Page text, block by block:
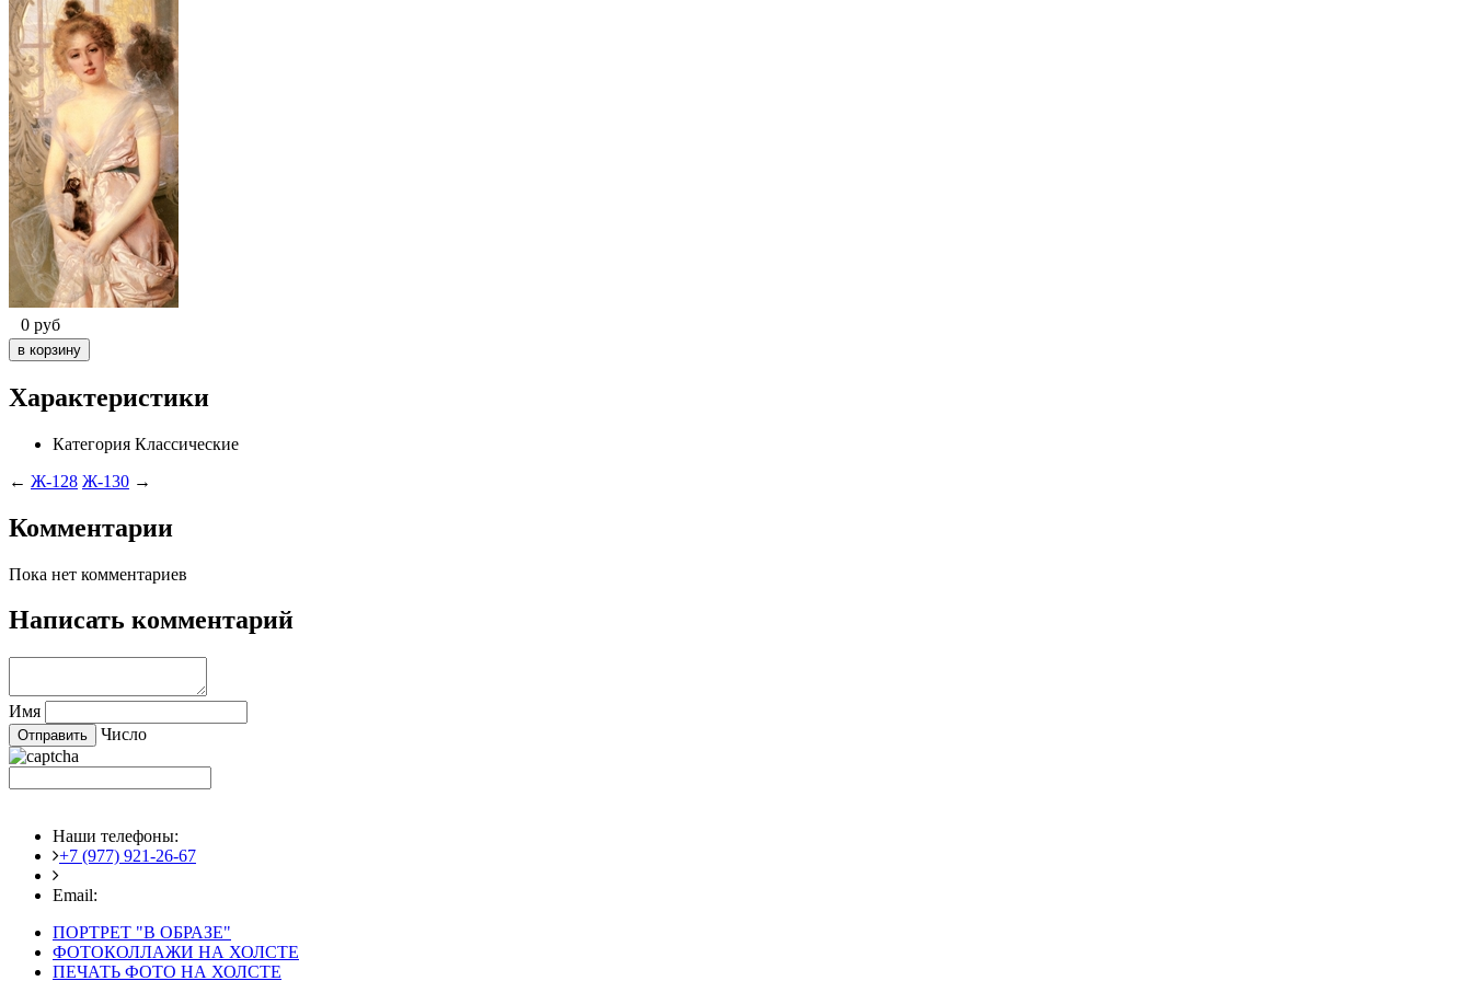
0 руб
Характеристики
Категория Классические
← Ж-128 Ж-130 →
Комментарии
Пока нет комментариев
Написать комментарий
Имя
Число
Наши телефоны:
+7 (977) 921-26-67
Email:
ПОРТРЕТ "В ОБРАЗЕ"
ФОТОКОЛЛАЖИ НА ХОЛСТЕ
ПЕЧАТЬ ФОТО НА ХОЛСТЕ